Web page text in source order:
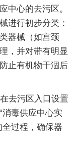
中心的去污区。
进行初步分类：
器械（如宫颈
，并对带有明显
止有机物干涸后
去污区入口设置
毒供应中心实
过程，确保器